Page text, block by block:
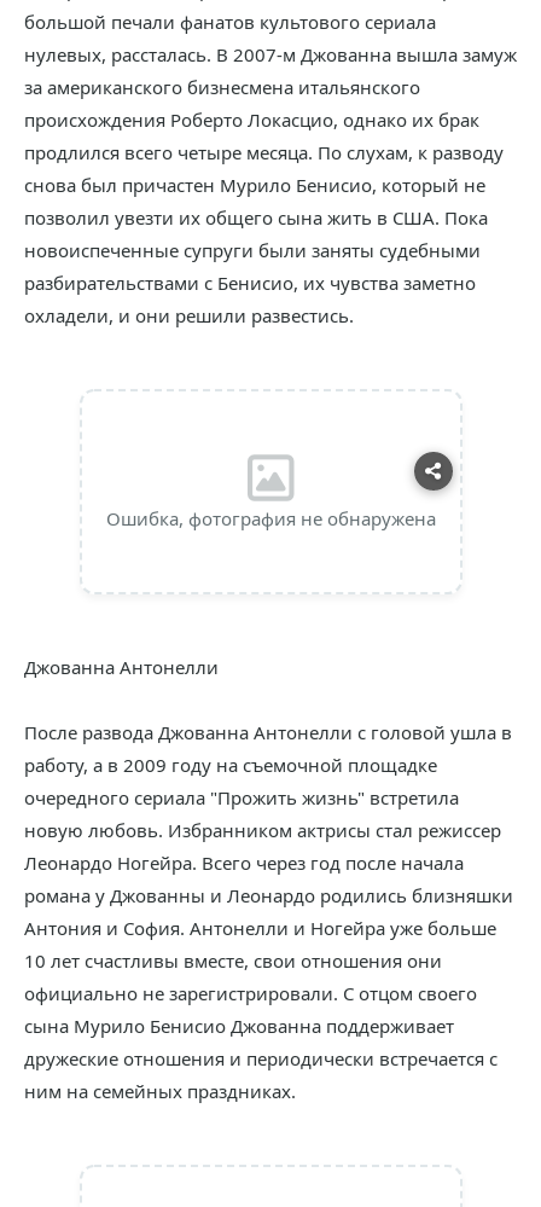
большой печали фанатов культового сериала
нулевых, рассталась. В 2007-м Джованна вышла замуж
за американского бизнесмена итальянского
происхождения Роберто Локасцио, однако их брак
продлился всего четыре месяца. По слухам, к разводу
снова был причастен Мурило Бенисио, который не
позволил увезти их общего сына жить в США. Пока
новоиспеченные супруги были заняты судебными
разбирательствами с Бенисио, их чувства заметно
охладели, и они решили развестись.
Ошибка, фотография не обнаружена
Джованна Антонелли
После развода Джованна Антонелли с головой ушла в
работу, а в 2009 году на съемочной площадке
очередного сериала "Прожить жизнь" встретила
новую любовь. Избранником актрисы стал режиссер
Леонардо Ногейра. Всего через год после начала
романа у Джованны и Леонардо родились близняшки
Антония и София. Антонелли и Ногейра уже больше
10 лет счастливы вместе, свои отношения они
официально не зарегистрировали. С отцом своего
сына Мурило Бенисио Джованна поддерживает
дружеские отношения и периодически встречается с
ним на семейных праздниках.